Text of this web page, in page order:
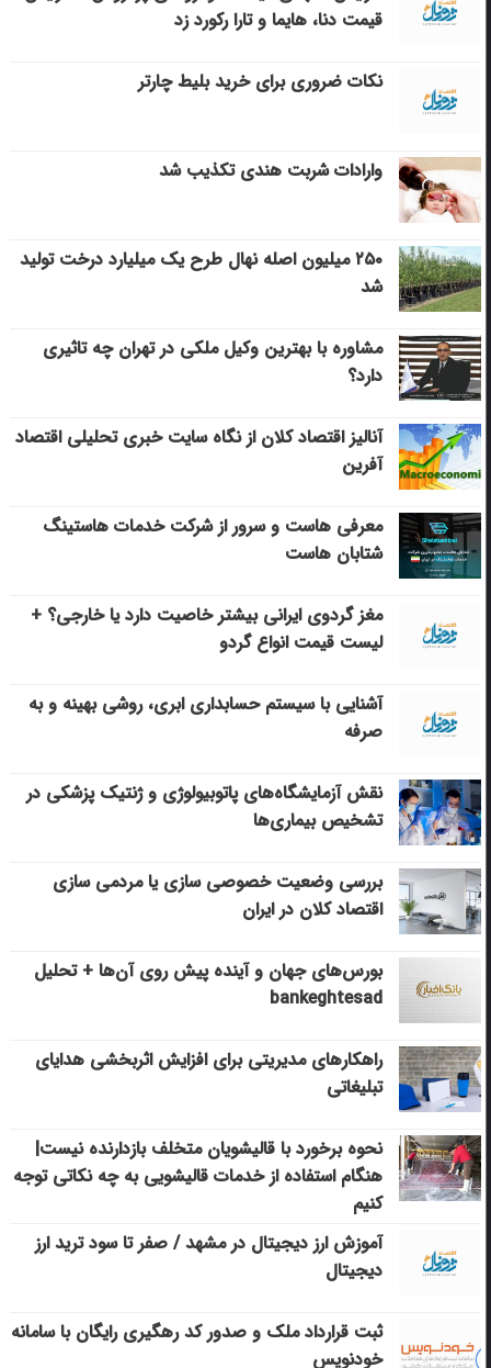
قیمت دنا، هایما و تارا رکورد زد
نکات ضروری برای خرید بلیط چارتر
وارادات شربت هندی تکذیب شد
۲۵۰ میلیون اصله نهال طرح یک میلیارد درخت تولید
شد
مشاوره با بهترین وکیل ملکی در تهران چه تاثیری
دارد؟
آنالیز اقتصاد کلان از نگاه سایت خبری تحلیلی اقتصاد
آفرین
معرفی هاست و سرور از شرکت خدمات هاستینگ
شتابان هاست
مغز گردوی ایرانی بیشتر خاصیت دارد یا خارجی؟ +
لیست قیمت انواع گردو
آشنایی با سیستم حسابداری ابری، روشی بهینه و به
صرفه
نقش آزمایشگاه‌های پاتوبیولوژی و ژنتیک پزشکی در
تشخیص بیماری‌ها
بررسی وضعیت خصوصی سازی یا مردمی سازی
اقتصاد کلان در ایران
بورس‌های جهان و آینده پیش روی آن‌ها + تحلیل
bankeghtesad
راهکارهای مدیریتی برای افزایش اثربخشی هدایای
تبلیغاتی
نحوه برخورد با قالیشویان متخلف بازدارنده نیست|
هنگام استفاده از خدمات قالیشویی به چه نکاتی توجه
کنیم
آموزش ارز دیجیتال در مشهد / صفر تا سود ترید ارز
دیجیتال
ثبت قرارداد ملک و صدور کد رهگیری رایگان با سامانه
خودنویس